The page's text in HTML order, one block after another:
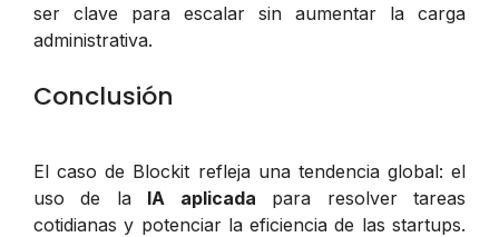
ser clave para escalar sin aumentar la carga
administrativa.
Conclusión
El caso de Blockit refleja una tendencia global: el
uso de la IA aplicada para resolver tareas
cotidianas y potenciar la eficiencia de las startups.